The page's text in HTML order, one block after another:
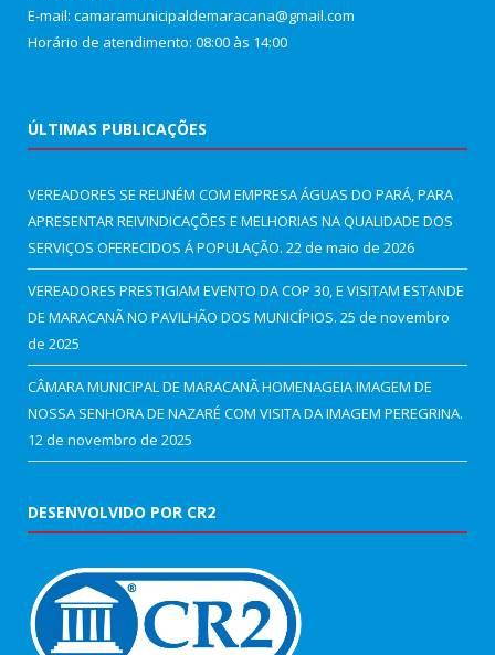
E-mail: camaramunicipaldemaracana@gmail.com
Horário de atendimento: 08:00 às 14:00
ÚLTIMAS PUBLICAÇÕES
VEREADORES SE REUNÉM COM EMPRESA ÁGUAS DO PARÁ, PARA
APRESENTAR REIVINDICAÇÕES E MELHORIAS NA QUALIDADE DOS
SERVIÇOS OFERECIDOS Á POPULAÇÃO. 22 de maio de 2026
VEREADORES PRESTIGIAM EVENTO DA COP 30, E VISITAM ESTANDE
DE MARACANÃ NO PAVILHÃO DOS MUNICÍPIOS. 25 de novembro
de 2025
CÂMARA MUNICIPAL DE MARACANÃ HOMENAGEIA IMAGEM DE
NOSSA SENHORA DE NAZARÉ COM VISITA DA IMAGEM PEREGRINA.
12 de novembro de 2025
DESENVOLVIDO POR CR2